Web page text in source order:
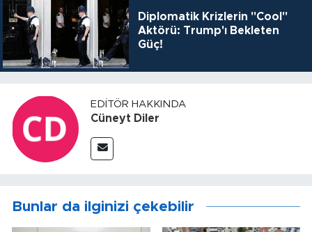
Diplomatik Krizlerin "Cool"
Aktörü: Trump'ı Bekleten
Güç!
EDITÖR HAKKINDA
Cüneyt Diler
Bunlar da ilginizi çekebilir